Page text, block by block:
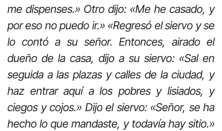
me dispenses.» Otro dijo: «Me he casado, y
por eso no puedo ir.» «Regresó el siervo y se
lo contó a su señor. Entonces, airado el
dueño de la casa, dijo a su siervo: «Sal en
seguida a las plazas y calles de la ciudad, y
haz entrar aquí a los pobres y lisiados, y
ciegos y cojos.» Dijo el siervo: «Señor, se ha
hecho lo que mandaste, y todavía hay sitio.»